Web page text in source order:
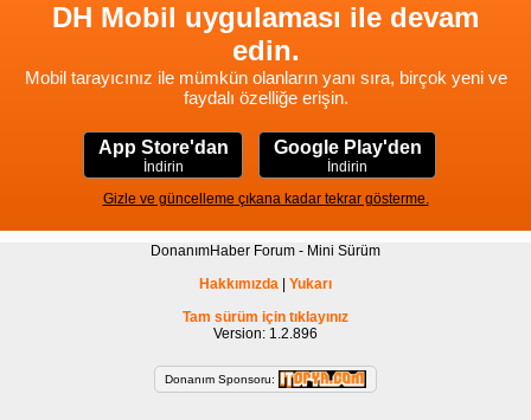
DH Mobil uygulaması ile devam
edin.
Mobil tarayıcınız ile mümkün olanların yanı sıra, birçok yeni ve
faydalı özelliğe erişin.
App Store'dan
İndirin
Google Play'den
İndirin
Gizle ve güncelleme çıkana kadar tekrar gösterme.
DonanımHaber Forum - Mini Sürüm
Hakkımızda
Yukarı
Tam sürüm için tıklayınız
Version: 1.2.896
Donanım Sponsoru: